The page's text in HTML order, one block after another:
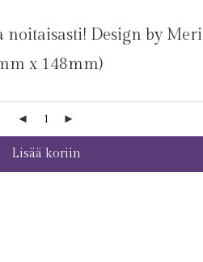
noitaisasti! Design by Meri
x 148mm)
Lisää koriin